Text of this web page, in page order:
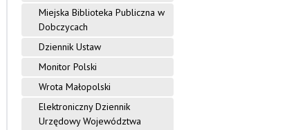
m
i
n
y
D
Miejska Biblioteka Publiczna w
Dobczycach
Dziennik Ustaw
Monitor Polski
Wrota Małopolski
Elektroniczny Dziennik
Urzędowy Województwa